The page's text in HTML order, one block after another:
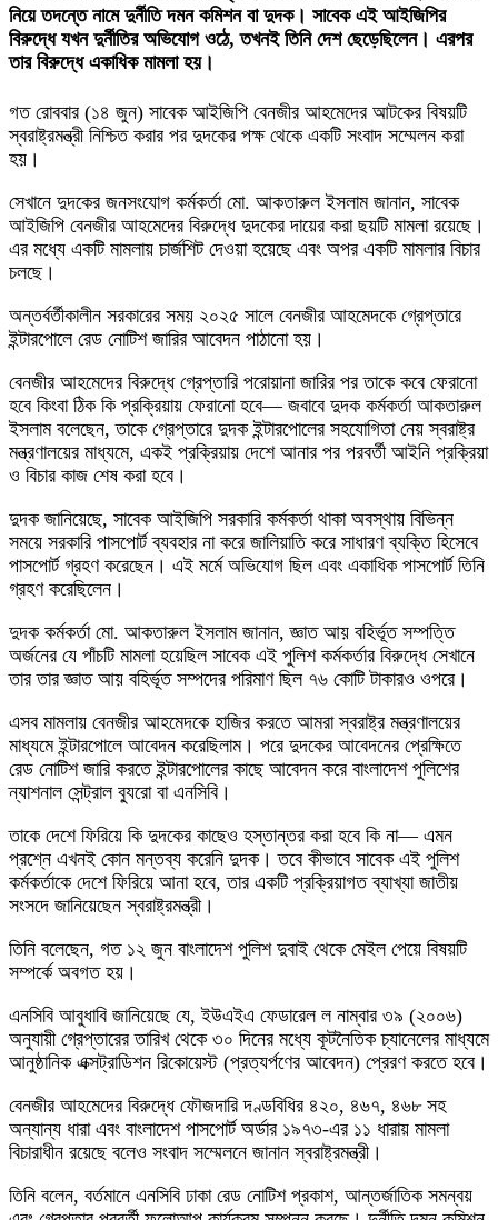
নিয়ে তদন্তে নামে দুর্নীতি দমন কমিশন বা দুদক। সাবেক এই আইজিপির
বিরুদ্ধে যখন দুর্নীতির অভিযোগ ওঠে, তখনই তিনি দেশ ছেড়েছিলেন। এরপর
তার বিরুদ্ধে একাধিক মামলা হয়।
গত রোববার (১৪ জুন) সাবেক আইজিপি বেনজীর আহমেদের আটকের বিষয়টি
স্বরাষ্ট্রমন্ত্রী নিশ্চিত করার পর দুদকের পক্ষ থেকে একটি সংবাদ সম্মেলন করা
হয়।
সেখানে দুদকের জনসংযোগ কর্মকর্তা মো. আকতারুল ইসলাম জানান, সাবেক
আইজিপি বেনজীর আহমেদের বিরুদ্ধে দুদকের দায়ের করা ছয়টি মামলা রয়েছে।
এর মধ্যে একটি মামলায় চার্জশিট দেওয়া হয়েছে এবং অপর একটি মামলার বিচার
চলছে।
অন্তর্বর্তীকালীন সরকারের সময় ২০২৫ সালে বেনজীর আহমেদকে গ্রেপ্তারে
ইন্টারপোলে রেড নোটিশ জারির আবেদন পাঠানো হয়।
বেনজীর আহমেদের বিরুদ্ধে গ্রেপ্তারি পরোয়ানা জারির পর তাকে কবে ফেরানো
হবে কিংবা ঠিক কি প্রক্রিয়ায় ফেরানো হবে— জবাবে দুদক কর্মকর্তা আকতারুল
ইসলাম বলেছেন, তাকে গ্রেপ্তারে দুদক ইন্টারপোলের সহযোগিতা নেয় স্বরাষ্ট্র
মন্ত্রণালয়ের মাধ্যমে, একই প্রক্রিয়ায় দেশে আনার পর পরবর্তী আইনি প্রক্রিয়া
ও বিচার কাজ শেষ করা হবে।
দুদক জানিয়েছে, সাবেক আইজিপি সরকারি কর্মকর্তা থাকা অবস্থায় বিভিন্ন
সময়ে সরকারি পাসপোর্ট ব্যবহার না করে জালিয়াতি করে সাধারণ ব্যক্তি হিসেবে
পাসপোর্ট গ্রহণ করেছেন। এই মর্মে অভিযোগ ছিল এবং একাধিক পাসপোর্ট তিনি
গ্রহণ করেছিলেন।
দুদক কর্মকর্তা মো. আকতারুল ইসলাম জানান, জ্ঞাত আয় বহির্ভূত সম্পত্তি
অর্জনের যে পাঁচটি মামলা হয়েছিল সাবেক এই পুলিশ কর্মকর্তার বিরুদ্ধে সেখানে
তার তার জ্ঞাত আয় বহির্ভূত সম্পদের পরিমাণ ছিল ৭৬ কোটি টাকারও ওপরে।
এসব মামলায় বেনজীর আহমেদকে হাজির করতে আমরা স্বরাষ্ট্র মন্ত্রণালয়ের
মাধ্যমে ইন্টারপোলে আবেদন করেছিলাম। পরে দুদকের আবেদনের প্রেক্ষিতে
রেড নোটিশ জারি করতে ইন্টারপোলের কাছে আবেদন করে বাংলাদেশ পুলিশের
ন্যাশনাল সেন্ট্রাল ব্যুরো বা এনসিবি।
তাকে দেশে ফিরিয়ে কি দুদকের কাছেও হস্তান্তর করা হবে কি না— এমন
প্রশ্নে এখনই কোন মন্তব্য করেনি দুদক। তবে কীভাবে সাবেক এই পুলিশ
কর্মকর্তাকে দেশে ফিরিয়ে আনা হবে, তার একটি প্রক্রিয়াগত ব্যাখ্যা জাতীয়
সংসদে জানিয়েছেন স্বরাষ্ট্রমন্ত্রী।
তিনি বলেছেন, গত ১২ জুন বাংলাদেশ পুলিশ দুবাই থেকে মেইল পেয়ে বিষয়টি
সম্পর্কে অবগত হয়।
এনসিবি আবুধাবি জানিয়েছে যে, ইউএইএ ফেডারেল ল নাম্বার ৩৯ (২০০৬)
অনুযায়ী গ্রেপ্তারের তারিখ থেকে ৩০ দিনের মধ্যে কূটনৈতিক চ্যানেলের মাধ্যমে
আনুষ্ঠানিক এক্সট্রাডিশন রিকোয়েস্ট (প্রত্যর্পণের আবেদন) প্রেরণ করতে হবে।
বেনজীর আহমেদের বিরুদ্ধে ফৌজদারি দণ্ডবিধির ৪২০, ৪৬৭, ৪৬৮ সহ
অন্যান্য ধারা এবং বাংলাদেশ পাসপোর্ট অর্ডার ১৯৭৩-এর ১১ ধারায় মামলা
বিচারাধীন রয়েছে বলেও সংবাদ সম্মেলনে জানান স্বরাষ্ট্রমন্ত্রী।
তিনি বলেন, বর্তমানে এনসিবি ঢাকা রেড নোটিশ প্রকাশ, আন্তর্জাতিক সমন্বয়